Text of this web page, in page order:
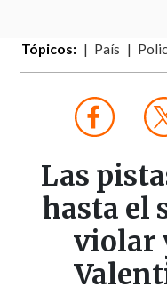
Tópicos: País
Las
hasta el
violar